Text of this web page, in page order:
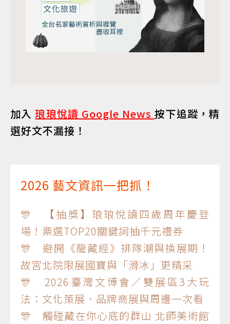
加入琅琅悅讀 Google News按下追蹤，精
選好文不漏接！
2026 藝文資訊一把抓！
🎊 【抽獎】琅琅悅讀四歲周年慶登
場！票選TOP20關鍵詞抽千元禮券
🎊 避開《龍藏經》排隊潮與換展期！
故宮北院限展國寶與「滑冰」更精采
🎊 2026臺灣文博會／雙展區3大玩
法：文化策展、品牌商展與周邊一次看
🎊 觸碰藏在你心底的群山 北師美術館